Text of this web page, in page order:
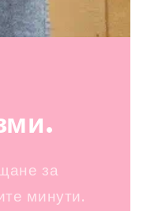
за
минути.